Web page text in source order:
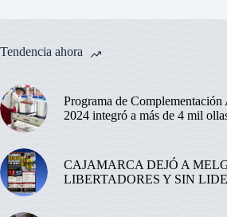
Tendencia ahora
Programa de Complementación
2024 integró a más de 4 mil
CAJAMARCA DEJÓ A
LIBERTADORES Y SIN